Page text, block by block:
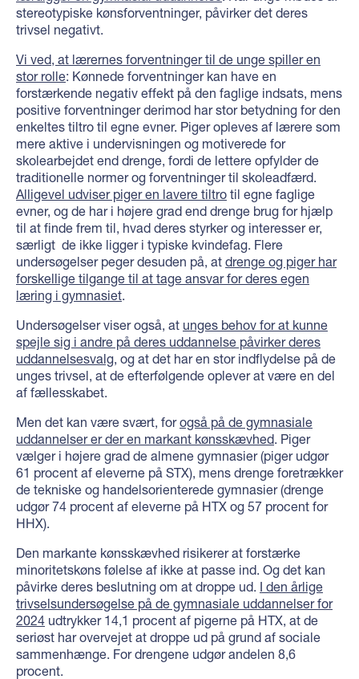
stereotypiske kønsforventninger, påvirker det deres
trivsel negativt.
Vi ved, at lærernes forventninger til de unge spiller en
stor rolle: Kønnede forventninger kan have en
forstærkende negativ effekt på den faglige indsats, mens
positive forventninger derimod har stor betydning for den
enkeltes tiltro til egne evner. Piger opleves af lærere som
mere aktive i undervisningen og motiverede for
skolearbejdet end drenge, fordi de lettere opfylder de
traditionelle normer og forventninger til skoleadfærd.
Alligevel udviser piger en lavere tiltro til egne faglige
evner, og de har i højere grad end drenge brug for hjælp
til at finde frem til, hvad deres styrker og interesser er,
særligt de ikke ligger i typiske kvindefag. Flere
undersøgelser peger desuden på, at drenge og piger har
forskellige tilgange til at tage ansvar for deres egen
læring i gymnasiet
Undersøgelser viser også, at unges behov for at kunne
spejle sig i andre på deres uddannelse påvirker deres
uddannelsesvalg , og at det har en stor indflydelse på de
unges trivsel, at de efterfølgende oplever at være en del
af fællesskabet.
Men det kan være svært, forogså på de gymnasiale
uddannelser er der en markant kønsskævhed . Piger
vælger i højere grad de almene gymnasier (piger udgør
61 procent af eleverne på STX), mens drenge foretrækker
de tekniske og handelsorienterede gymnasier (drenge
udgør 74 procent af eleverne på HTX og 57 procent for
HHX).
Den markante kønsskævhed risikerer at forstærke
minoritetskøns følelse af ikke at passe ind. Og det kan
påvirke deres beslutning om at droppe ud. I den årlige
trivselsundersøgelse på de gymnasiale uddannelser for
2024 udtrykker 14,1 procent af pigerne på HTX, at de
seriøst har overvejet at droppe ud på grund af sociale
sammenhænge. For drengene udgør andelen 8,6
procent.